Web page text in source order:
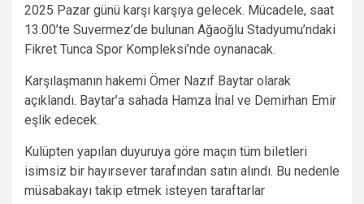
2025 Pazar günü karşı karşıya gelecek. Mücadele, saat
13.00’te Suvermez’de bulunan Ağaoğlu Stadyumu’ndaki
Fikret Tunca Spor Kompleksi’nde oynanacak.
Karşılaşmanın hakemi Ömer Nazıf Baytar olarak
açıklandı. Baytar’a sahada Hamza İnal ve Demirhan Emir
eşlik edecek.
Kulüpten yapılan duyuruya göre maçın tüm biletleri
isimsiz bir hayırsever tarafından satın alındı. Bu nedenle
müsabakayı takip etmek isteyen taraftarlar